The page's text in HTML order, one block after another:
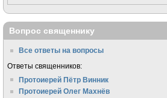
Вопрос священнику
Все ответы на вопросы
Ответы священников:
Протоиерей Пётр Винник
Протоиерей Олег Махнёв